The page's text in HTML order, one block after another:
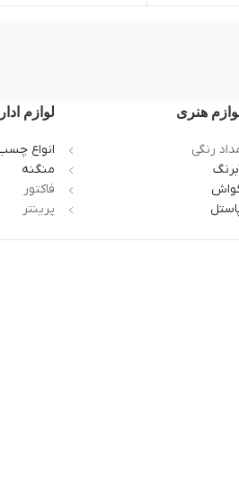
هنری
رنگی
لوازم
انواع
منگنه
فاکتور
پرینتر